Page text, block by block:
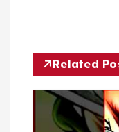
ョ
ン
Related